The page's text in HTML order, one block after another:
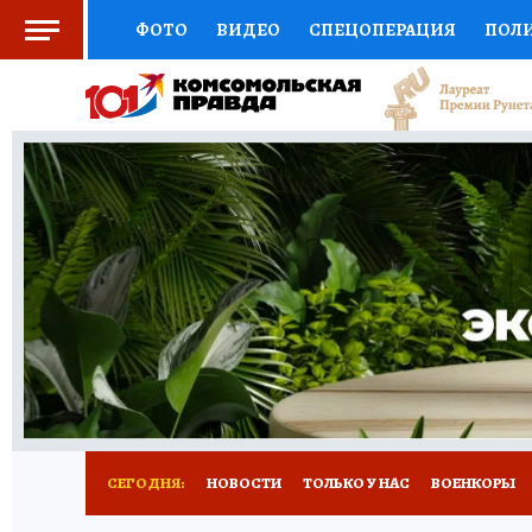
ФОТО ВИДЕО СПЕЦОПЕРАЦИЯ
СОЦПОДДЕРЖКА НАУКА СПОРТ
ВЫБОР ЭКСПЕРТОВ ДОКТОР
КНИЖНАЯ ПОЛКА ПРОГНОЗЫ НА СПОРТ
ПРЕСС-ЦЕНТР НЕДВИЖИМОСТЬ
РАДИО КП РЕКЛАМА ТЕСТЫ НОВОЕ
СЕГОДНЯ: НОВОСТИ ТОЛЬКО У НАС ВОЕНКОРЫ